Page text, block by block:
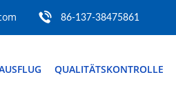
86-137-38475861
QUALITÄTSKONTROLLE